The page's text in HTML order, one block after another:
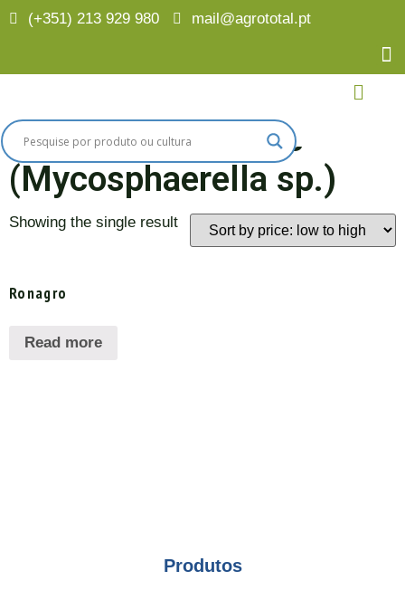
(+351) 213 929 980 mail@agrototal.pt
/ Mancha das folhas (Mycosphaerella
Mancha das folhas
(Mycosphaerella sp.)
Showing the single result
Ronagro
Read more
Produtos